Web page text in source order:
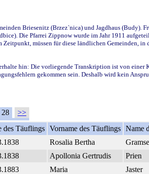
Briesenitz (Brzez`nica) und Jagdhaus (Budy).
Die Pfarrei Zippnow wurde im Jahr 1911
müssen für diese ländlichen Gemeinden, in
hin: Die vorliegende Transkription ist von
gekommen sein. Deshalb wird kein
28
>>
des Täuflings Vorname des Täuflings Name
Rosalia Bertha Gramse
Apollonia Gertrudis Prien
Maria Jaster